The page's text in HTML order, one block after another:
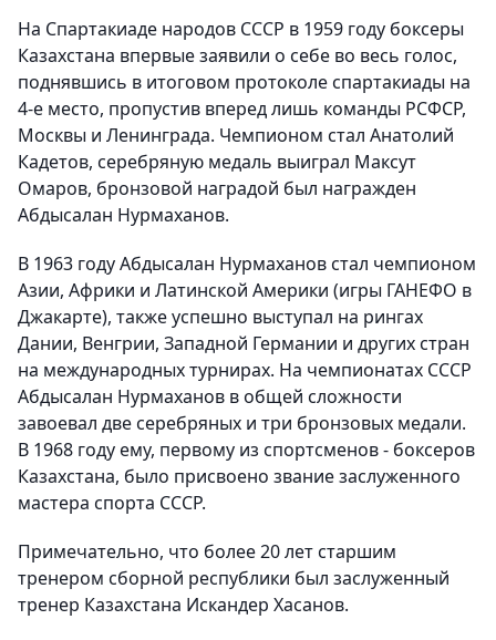
На Спартакиаде народов СССР в 1959 году боксеры
Казахстана впервые заявили о себе во весь голос,
поднявшись в итоговом протоколе спартакиады на
4-е место, пропустив вперед лишь команды РСФСР,
Москвы и Ленинграда. Чемпионом стал Анатолий
Кадетов, серебряную медаль выиграл Максут
Омаров, бронзовой наградой был награжден
Абдысалан Нурмаханов.
В 1963 году Абдысалан Нурмаханов стал чемпионом
Азии, Африки и Латинской Америки (игры ГАНЕФО в
Джакарте), также успешно выступал на рингах
Дании, Венгрии, Западной Германии и других стран
на международных турнирах. На чемпионатах СССР
Абдысалан Нурмаханов в общей сложности
завоевал две серебряных и три бронзовых медали.
В 1968 году ему, первому из спортсменов - боксеров
Казахстана, было присвоено звание заслуженного
мастера спорта СССР.
Примечательно, что более 20 лет старшим
тренером сборной республики был заслуженный
тренер Казахстана Искандер Хасанов.